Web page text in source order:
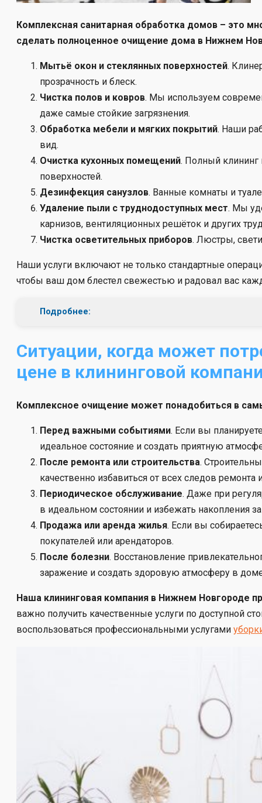
Комплексная санитарная обработка домов – это
сделать полноценное очищение дома в Нижнем
Мытьё окон и стеклянных поверхностей.
прозрачность и блеск.
Чистка полов и ковров. Мы используем
даже самые стойкие загрязнения.
Обработка мебели и мягких покрытий. Наши
вид.
Очистка кухонных помещений. Полный клининг
поверхностей.
Дезинфекция санузлов. Ванные комнаты и
Удаление пыли с труднодоступных мест. Мы
карнизов, вентиляционных решёток и других
Чистка осветительных приборов. Люстры,
Наши услуги включают не только стандартные
чтобы ваш дом блестел свежестью и радовал вас
Подробнее:
Ситуации, когда может
цене в клининговой
Комплексное очищение может понадобиться в
Перед важными событиями. Если вы
идеальное состояние и создать приятную
После ремонта или строительства.
качественно избавиться от всех следов
Периодическое обслуживание. Даже при
в идеальном состоянии и избежать накопления
Продажа или аренда жилья. Если вы
покупателей или арендаторов.
После болезни. Восстановление
заражение и создать здоровую атмосферу в
Наша клининговая компания в Нижнем Новгороде
важно получить качественные услуги по доступной
воспользоваться профессиональными услугами